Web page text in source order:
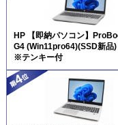
HP 【即納パソコン】
G4 (Win11pro64)(SSD新
※テンキー付